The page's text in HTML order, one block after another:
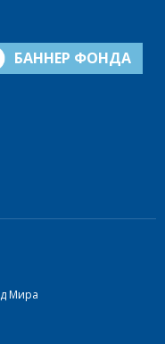
БАННЕР ФОНДА
Мира